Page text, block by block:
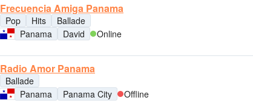
Frecuencia Amiga Panama
Pop Hits
Ballade
Panama
David Online
Radio Amor Panama
Ballade
Panama
Panama City Offline